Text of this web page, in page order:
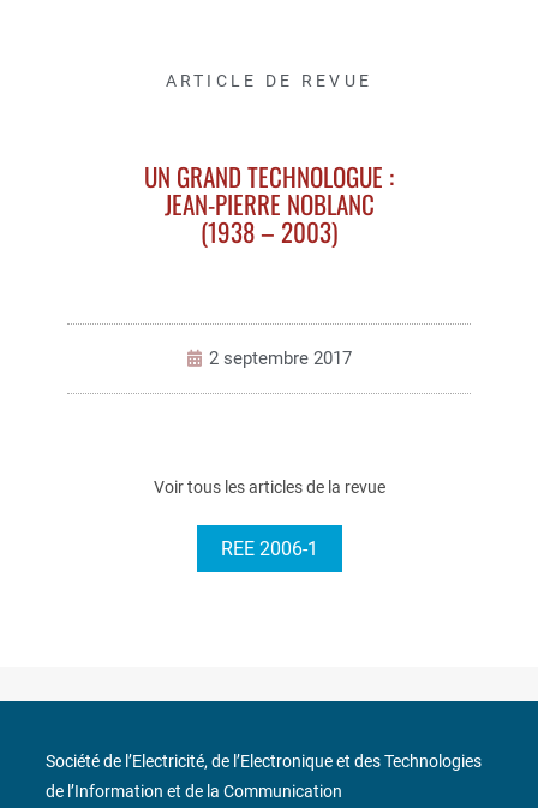
ARTICLE DE REVUE
UN GRAND TECHNOLOGUE :
JEAN-PIERRE NOBLANC
(1938 – 2003)
2 septembre 2017
Voir tous les articles de la revue
REE 2006-1
Société de l’Electricité, de l’Electronique et des Technologies
de l’Information et de la Communication